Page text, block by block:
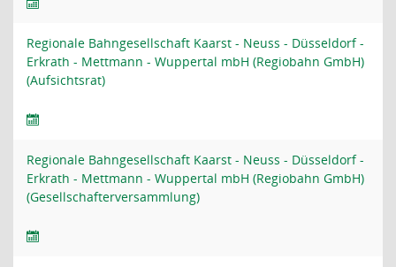
Regionale Bahngesellschaft Kaarst - Neuss - Düsseldorf -
Erkrath - Mettmann - Wuppertal mbH (Regiobahn GmbH)
(Aufsichtsrat)
Regionale Bahngesellschaft Kaarst - Neuss - Düsseldorf -
Erkrath - Mettmann - Wuppertal mbH (Regiobahn GmbH)
(Gesellschafterversammlung)